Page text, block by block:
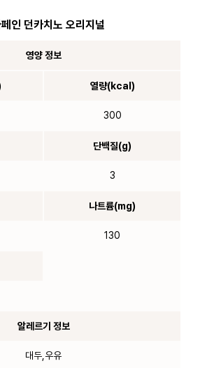
인 던카치노 오리지널
영양 정보
열량(kcal)
300
단백질(g)
3
나트륨(mg)
130
알레르기 정보
대두,우유